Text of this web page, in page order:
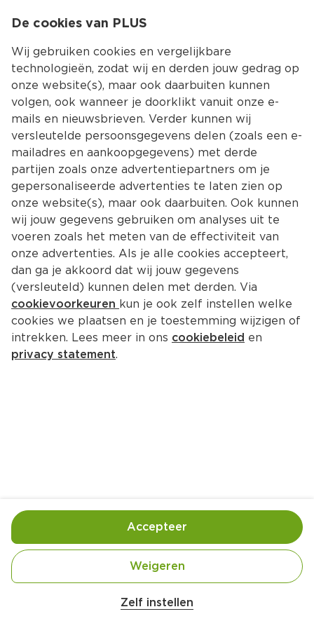
Kies jouw
Ingrediënten Bereiding
De cookies van PLUS
Wij gebruiken cookies en vergelijkbare
technologieën, zodat wij en derden jouw gedrag op
onze website(s), maar ook daarbuiten kunnen
volgen, ook wanneer je doorklikt vanuit onze e-
mails en nieuwsbrieven. Verder kunnen wij
versleutelde persoonsgegevens delen (zoals een e-
mailadres en aankoopgegevens) met derde
partijen zoals onze advertentiepartners om je
gepersonaliseerde advertenties te laten zien op
onze website(s), maar ook daarbuiten. Ook kunnen
wij jouw gegevens gebruiken om analyses uit te
voeren zoals het meten van de effectiviteit van
onze advertenties. Als je alle cookies accepteert,
dan ga je akkoord dat wij jouw gegevens
(versleuteld) kunnen delen met derden. Via
cookievoorkeuren kun je ook zelf instellen welke
cookies we plaatsen en je toestemming wijzigen of
intrekken. Lees meer in ons cookiebeleid en
privacy statement.
Zelf instellen
Weigeren
Accepteer